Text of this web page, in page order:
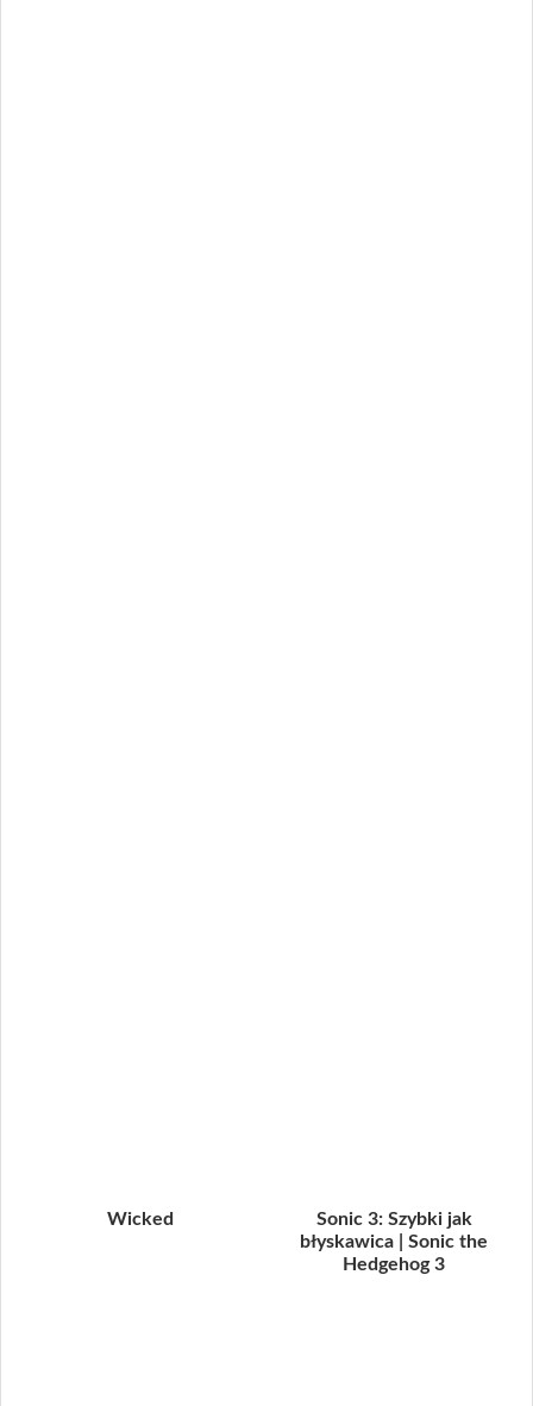
Wicked
Sonic 3: Szybki jak
błyskawica | Sonic the
Hedgehog 3